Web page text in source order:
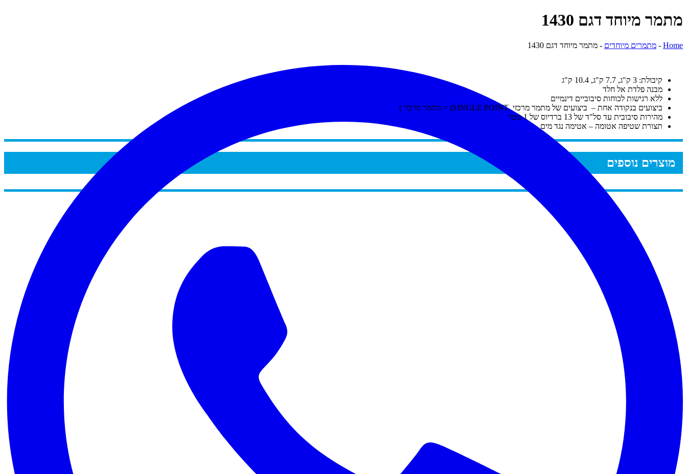
מתמר מיוחד דגם 1430
Home
- מתמרים מיוחדים - מתמר מיוחד דגם 1430
קיבולת: 3 ק"ג, 7.7 ק"ג, 10.4 ק"ג
מבנה פלדת אל חלד
ללא רגישות לכוחות סיבוביים דינמיים
ביצועים בנקודה אחת – ביצועים של מתמר מרכזי SINGLE POINT) = מתמר מרכזי )
מהירות סיבובית עד סל"ד של 13 ברדיוס של 1 מטר
תצורת שטיפה אטומה – אטימה נגד מים
מוצרים נוספים